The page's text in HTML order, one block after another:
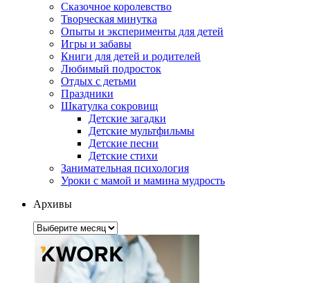
Сказочное королевство
Творческая минутка
Опыты и эксперименты для детей
Игры и забавы
Книги для детей и родителей
Любимый подросток
Отдых с детьми
Праздники
Шкатулка сокровищ
Детские загадки
Детские мультфильмы
Детские песни
Детские стихи
Занимательная психология
Уроки с мамой и мамина мудрость
Архивы
Архивы